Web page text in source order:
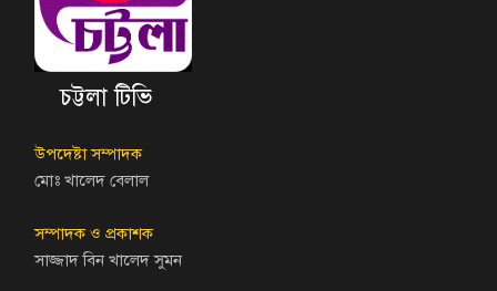
চট্টলা টিভি
উপদেষ্টা সম্পাদক
মোঃ খালেদ বেলাল
সম্পাদক ও প্রকাশক
সাজ্জাদ বিন খালেদ সুমন